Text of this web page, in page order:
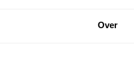
Over